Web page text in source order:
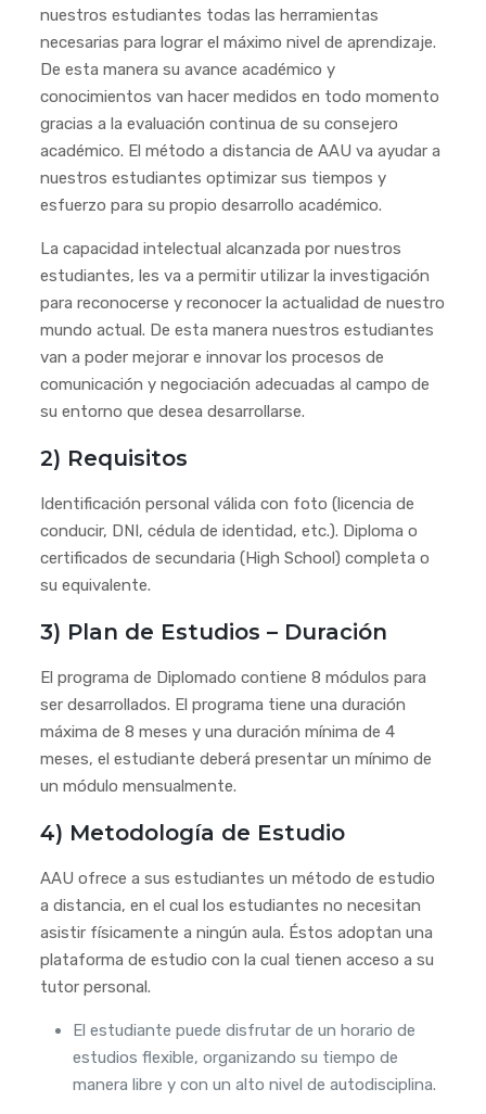
nuestros estudiantes todas las herramientas
necesarias para lograr el máximo nivel de aprendizaje.
De esta manera su avance académico y
conocimientos van hacer medidos en todo momento
gracias a la evaluación continua de su consejero
académico. El método a distancia de AAU va ayudar a
nuestros estudiantes optimizar sus tiempos y
esfuerzo para su propio desarrollo académico.
La capacidad intelectual alcanzada por nuestros
estudiantes, les va a permitir utilizar la investigación
para reconocerse y reconocer la actualidad de nuestro
mundo actual. De esta manera nuestros estudiantes
van a poder mejorar e innovar los procesos de
comunicación y negociación adecuadas al campo de
su entorno que desea desarrollarse.
2) Requisitos
Identificación personal válida con foto (licencia de
conducir, DNI, cédula de identidad, etc.). Diploma o
certificados de secundaria (High School) completa o
su equivalente.
3) Plan de Estudios – Duración
El programa de Diplomado contiene 8 módulos para
ser desarrollados. El programa tiene una duración
máxima de 8 meses y una duración mínima de 4
meses, el estudiante deberá presentar un mínimo de
un módulo mensualmente.
4) Metodología de Estudio
AAU ofrece a sus estudiantes un método de estudio
a distancia, en el cual los estudiantes no necesitan
asistir físicamente a ningún aula. Éstos adoptan una
plataforma de estudio con la cual tienen acceso a su
tutor personal.
El estudiante puede disfrutar de un horario de
estudios flexible, organizando su tiempo de
manera libre y con un alto nivel de autodisciplina.